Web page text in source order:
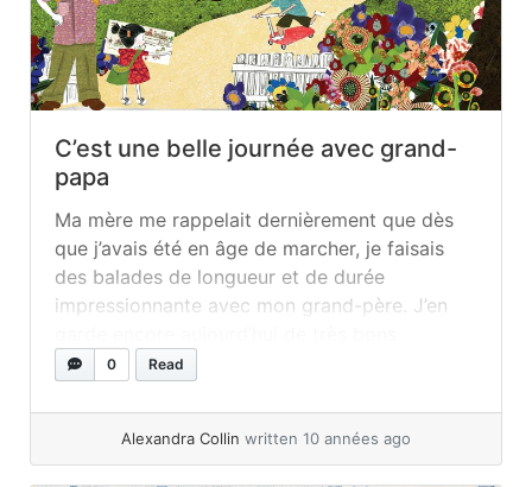
C’est une belle journée avec grand-
papa
Ma mère me rappelait dernièrement que dès
que j’avais été en âge de marcher, je faisais
des balades de longueur et de durée
impressionnante avec mon grand-père. J’en
souvenirs… Petite, durant l’été, j’allais passer
Montréal. Dès que j’entendais les pas feutrés
des pantoufles... »read more
0 Read
Alexandra Collin written 10 années ago